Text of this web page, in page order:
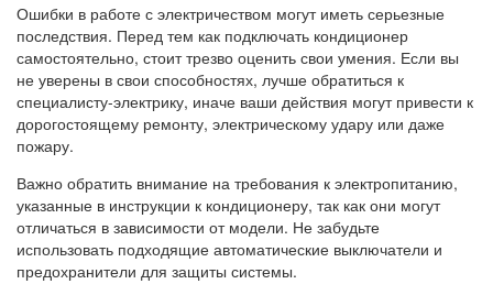
Ошибки в работе с электричеством могут иметь серьезные
последствия. Перед тем как подключать кондиционер
самостоятельно, стоит трезво оценить свои умения. Если вы
не уверены в свои способностях, лучше обратиться к
специалисту-электрику, иначе ваши действия могут привести к
дорогостоящему ремонту, электрическому удару или даже
пожару.
Важно обратить внимание на требования к электропитанию,
указанные в инструкции к кондиционеру, так как они могут
отличаться в зависимости от модели. Не забудьте
использовать подходящие автоматические выключатели и
предохранители для защиты системы.